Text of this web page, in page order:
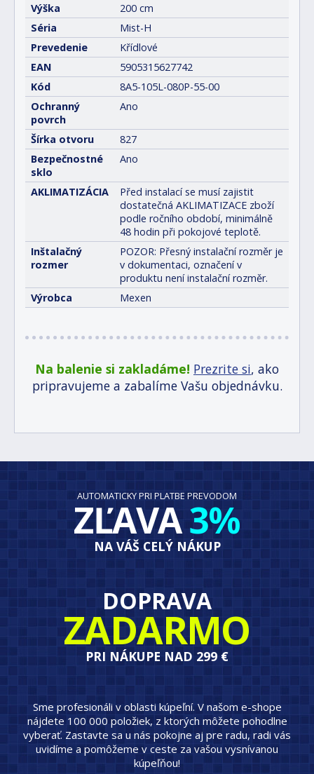
Výška
200 cm
Séria
Mist-H
Prevedenie
Křídlové
EAN
5905315627742
Kód
8A5-105L-080P-55-00
Ochranný
povrch
Ano
Šírka otvoru
827
Bezpečnostné
sklo
Ano
AKLIMATIZÁCIA
Před instalací se musí zajistit
dostatečná AKLIMATIZACE zboží
podle ročního období, minimálně
48 hodin při pokojové teplotě.
Inštalačný
rozmer
POZOR: Přesný instalační rozměr je
v dokumentaci, označení v
produktu není instalační rozměr.
Výrobca
Mexen
Na balenie si zakladáme! Prezrite si, ako
pripravujeme a zabalíme Vašu objednávku.
AUTOMATICKY PRI PLATBE PREVODOM
ZĽAVA3%
NA VÁŠ CELÝ NÁKUP
DOPRAVA
ZADARMO
PRI NÁKUPE NAD 299 €
Sme profesionáli v oblasti kúpeľní. V našom e-shope
nájdete 100 000 položiek, z ktorých môžete pohodlne
vyberať. Zastavte sa u nás pokojne aj pre radu, radi vás
uvidíme a pomôžeme v ceste za vašou vysnívanou
kúpeľňou!